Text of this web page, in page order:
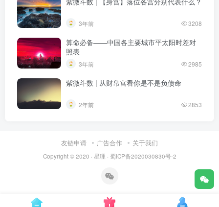
3年前 3208
算命必备——中国各主要城市平太阳时差对
照表
3年前 2985
紫微斗数 | 从财帛宫看你是不是负债命
2年前 2853
友链申请 广告合作 关于我们
Copyright © 2020 · 星理 · 蜀ICP备2020030830号-2